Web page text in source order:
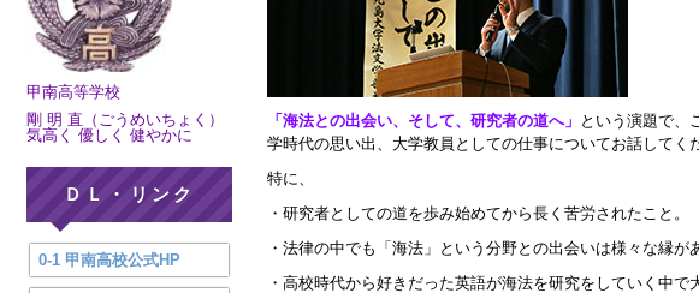
甲南高等学校
剛 明 直（ごうめいちょく）
気高く 優しく 健やかに
ＤＬ・リンク
0-1 甲南高校公式HP
「海法との出会い、そして、研究者の道へ」 という演題で、
学時代の思い出、大学教員としての仕事についてお話してく
特に、
・研究者としての道を歩み始めてから長く苦労されたこと。
・法律の中でも「海法」という分野との出会いは様々な縁が
・高校時代から好きだった英語が海法を研究をしていく中で